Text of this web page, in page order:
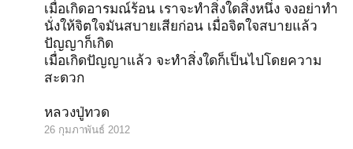
เมื่อเกิดอารมณ์ร้อน เราจะทำสิ่งใดสิ่งหนึ่ง จงอย่าทำ
นั่งให้จิตใจมันสบายเสียก่อน เมื่อจิตใจสบายแล้ว
ปัญญาก็เกิด
เมื่อเกิดปัญญาแล้ว จะทำสิ่งใดก็เป็นไปโดยความ
สะดวก
หลวงปู่ทวด
26 กุมภาพันธ์ 2012